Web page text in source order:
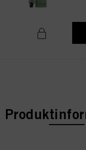
current tab: